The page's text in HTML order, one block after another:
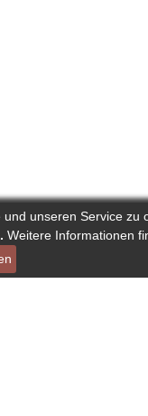
unseren Service zu
Weitere Informationen